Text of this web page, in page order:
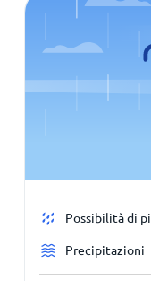
Possibilità di
Precipitazioni